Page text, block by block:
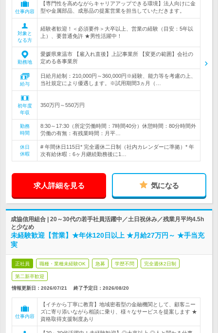
仕事内容
【専門性を高めながらキャリアアップできる環境】法人向けに金
型や金属部品、成形品の提案営業を担当していただきます。
対象と
なる方
経験者歓迎！＜必須要件＞大卒以上、営業の経験（目安：5年以
上）、要普通免許 ★男性活躍中！
勤務地
愛媛県東温市 【雇入れ直後】上記事業所 【変更の範囲】会社の
定める各事業所
給与
日給月給制：210,000円～360,000円※経験、能力等を考慮の上、
当社規定により優遇します。※試用期間3ヵ月（…
初年度
年収
350万円～550万円
勤務
時間
8:30～17:30（所定労働時間：7時間40分）休憩時間：80分時間外
労働の有無：有残業時間：月平…
休日
休暇
# 年間休日115日* 完全週休二日制（社内カレンダーに準拠）* 年
次有給休暇：6ヶ月継続勤務後に1…
求人詳細を見る 気になる
成協信用組合 | 20～30代の若手社員活躍中／土日祝休み／残業月平均4.5h
と少なめ
未経験歓迎【営業】★年休120日以上 ★月給27万円～ ★手当充
実
正社員 職種・業種未経験OK 急募 学歴不問 完全週休2日制
第二新卒歓迎
情報更新日：2026/07/21 終了予定日： 2026/08/20
仕事内容
【イチから丁寧に教育】地域密着型の金融機関として、顧客ニー
ズに寄り添いながら相談に乗り、様々なサービスを提案します ★
資格取得支援制度あり